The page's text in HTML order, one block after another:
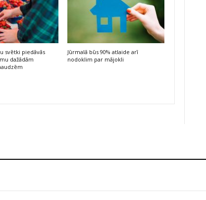
svētki piedāvās
dažādām
Jūrmalā būs 90% atlaide arī
nodoklim par mājokli